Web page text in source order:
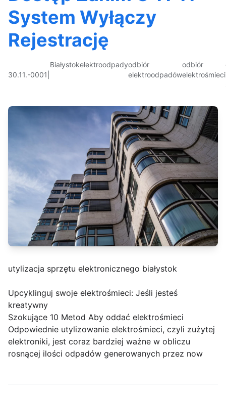
System Wyłączy
Rejestrację
30.11.-0001
Białystokelektroodpadyodbiór
elektroodpadów
odbiór
elektrośmieci
utylizacja sprzętu elektronicznego białystok
Upcyklinguj swoje elektrośmieci: Jeśli jesteś
kreatywny
Szokujące 10 Metod Aby oddać elektrośmieci
Odpowiednie utylizowanie elektrośmieci, czyli zużytej
elektroniki, jest coraz bardziej ważne w obliczu
rosnącej ilości odpadów generowanych przez now